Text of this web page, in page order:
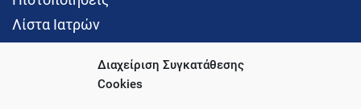
Διαχείριση Συγκατάθεσης
Cookies
Λίστα Ιατρών
Social Media